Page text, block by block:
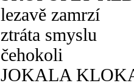
lezavě zamrzí
ztráta smyslu
čehokoli
JOKALA